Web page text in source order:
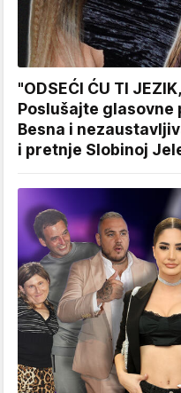
"ODSEĆI ĆU TI
Poslušajte glasovne
Besna i
i pretnje Slobinoj